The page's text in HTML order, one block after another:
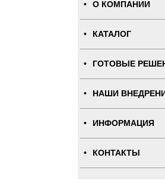
О КОМПАНИИ
КАТАЛОГ
ГОТОВЫЕ
НАШИ
ИНФОРМАЦИЯ
КОНТАКТЫ